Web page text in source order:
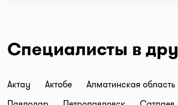
Специалисты в
Актау Актобе Алматинская область